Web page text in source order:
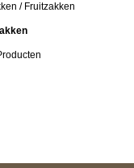
/ Fruitzakken